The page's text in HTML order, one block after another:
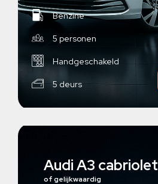
Benzine
5 personen
Handgeschakeld
5 deurs
Audi A3 cabriolet
of gelijkwaardig